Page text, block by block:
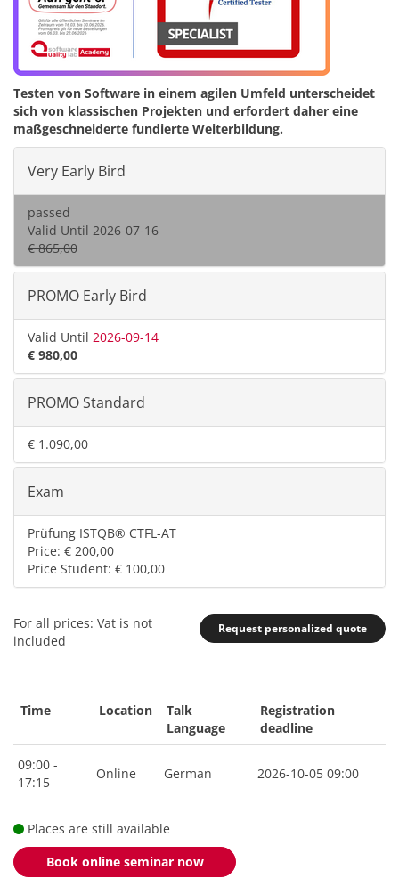
Testen von Software in einem agilen Umfeld unterscheidet
sich von klassischen Projekten und erfordert daher eine
maßgeschneiderte fundierte Weiterbildung.
Very Early Bird
passed
Valid Until 2026-07-16
€ 865,00
PROMO Early Bird
Valid Until 2026-09-14
€ 980,00
PROMO Standard
€ 1.090,00
Exam
Prüfung ISTQB® CTFL-AT
Price: € 200,00
Price Student: € 100,00
Request personalized quote
For all prices: Vat is not
included
Time Location
Talk
Language
Registration
deadline
09:00 -
17:15
Online German 2026-10-05 09:00
Places are still available
Book online seminar now